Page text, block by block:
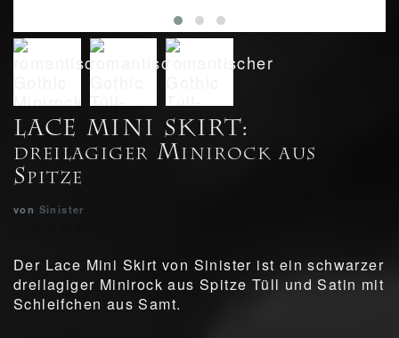
LACE MINI SKIRT:
dreilagiger Minirock aus
Spitze
von Sinister
Der Lace Mini Skirt von Sinister ist ein schwarzer
dreilagiger Minirock aus Spitze Tüll und Satin mit
Schleifchen aus Samt.